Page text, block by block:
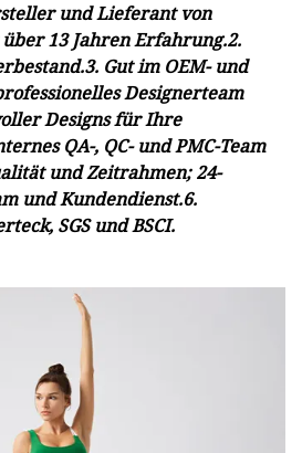
und Lieferant von
13 Jahren Erfahrung.2.
Gut im OEM- und
Designerteam
Designs für Ihre
QA-, QC- und PMC-Team
und Zeitrahmen; 24-
und Kundendienst.6.
SGS und BSCI.